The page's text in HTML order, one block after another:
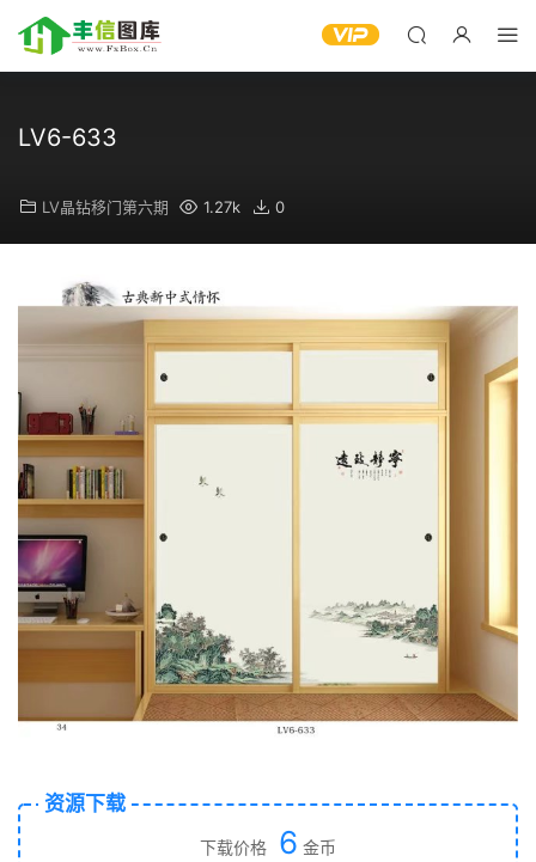
LV6-633
LV晶钻移门第六期 1.27k 0
资源下载
下载价格 6 金币